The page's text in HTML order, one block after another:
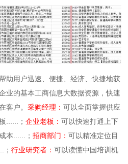
助用户迅速、便捷、经济、快捷地获
业的基本工商信息大数据资源，快速
客户。采购经理：可以全面掌握供应
......；企业老板：可以快速打通上下
本......；招商部门：可以精准定位目
；行业研究者：可以读懂中国培训机